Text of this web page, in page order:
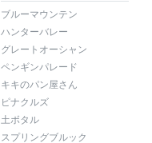
ブルーマウンテン
ハンターバレー
グレートオーシャン
ペンギンパレード
キキのパン屋さん
ピナクルズ
土ボタル
スプリングブルック